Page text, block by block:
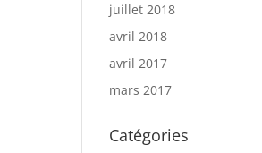
juillet 2018
avril 2018
avril 2017
mars 2017
Catégories